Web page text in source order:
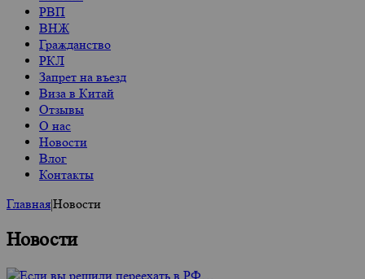
РВП
ВНЖ
Гражданство
РКЛ
Запрет на въезд
Виза в Китай
Отзывы
О нас
Новости
Влог
Контакты
Главная|Новости
Новости